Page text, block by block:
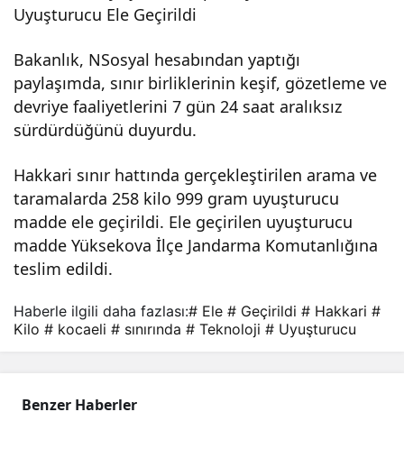
Uyuşturucu Ele Geçirildi
Bakanlık, NSosyal hesabından yaptığı
paylaşımda, sınır birliklerinin keşif, gözetleme ve
devriye faaliyetlerini 7 gün 24 saat aralıksız
sürdürdüğünü duyurdu.
Hakkari sınır hattında gerçekleştirilen arama ve
taramalarda 258 kilo 999 gram uyuşturucu
madde ele geçirildi. Ele geçirilen uyuşturucu
madde Yüksekova İlçe Jandarma Komutanlığına
teslim edildi.
kilo
uyu
ucu
ele
geçi
dön
Haberle ilgili daha fazlası:# Ele # Geçirildi # Hakkari #
Kilo # kocaeli # sınırında # Teknoloji # Uyuşturucu
Benzer Haberler